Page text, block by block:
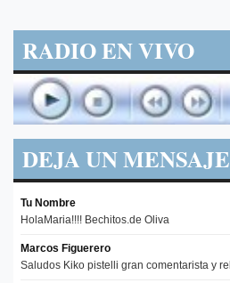
RADIO EN VIVO
DEJA UN MENSAJE